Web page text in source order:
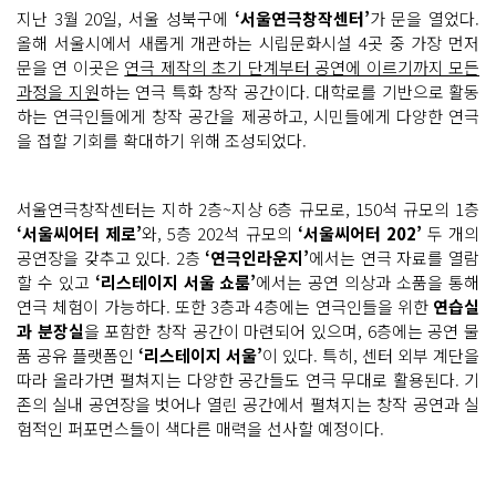
설
이 머 어
때
서?!
'김
말
봉' 대
표
작 각
색 연
단 '수
수
파
보
리' 공
연
서
울 성
북
구
에 연
극
인
을 위
한 새
로
지난 3월 20일, 서울 성북구에 ‘서울연극창작센터’가 문을 열었다.
올해 서울시에서 새롭게 개관하는 시립문화시설 4곳 중 가장 먼저
문을 연 이곳은 연극 제작의 초기 단계부터 공연에 이르기까지 모든
과정을 지원하는 연극 특화 창작 공간이다. 대학로를 기반으로 활동
하는 연극인들에게 창작 공간을 제공하고, 시민들에게 다양한 연극
을 접할 기회를 확대하기 위해 조성되었다.
서울연극창작센터는 지하 2층~지상 6층 규모로, 150석 규모의 1층
‘서울씨어터 제로’와, 5층 202석 규모의 ‘서울씨어터 202’ 두 개의
공연장을 갖추고 있다. 2층 ‘연극인라운지’에서는 연극 자료를 열람
할 수 있고 ‘리스테이지 서울 쇼룸’에서는 공연 의상과 소품을 통해
연극 체험이 가능하다. 또한 3층과 4층에는 연극인들을 위한 연습실
과 분장실을 포함한 창작 공간이 마련되어 있으며, 6층에는 공연 물
품 공유 플랫폼인 ‘리스테이지 서울’이 있다. 특히, 센터 외부 계단을
따라 올라가면 펼쳐지는 다양한 공간들도 연극 무대로 활용된다. 기
존의 실내 공연장을 벗어나 열린 공간에서 펼쳐지는 창작 공연과 실
험적인 퍼포먼스들이 색다른 매력을 선사할 예정이다.